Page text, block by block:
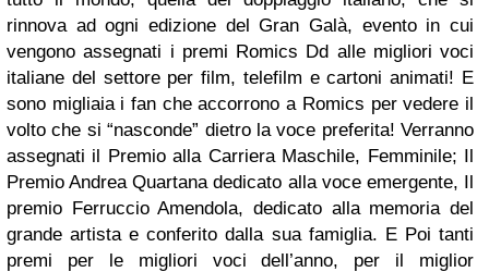
rinnova ad ogni edizione del Gran Galà, evento in cui
vengono assegnati i premi Romics Dd alle migliori voci
italiane del settore per film, telefilm e cartoni animati! E
sono migliaia i fan che accorrono a Romics per vedere il
volto che si “nasconde” dietro la voce preferita! Verranno
assegnati il Premio alla Carriera Maschile, Femminile; Il
Premio Andrea Quartana dedicato alla voce emergente, Il
premio Ferruccio Amendola, dedicato alla memoria del
grande artista e conferito dalla sua famiglia. E Poi tanti
premi per le migliori voci dell’anno, per il miglior